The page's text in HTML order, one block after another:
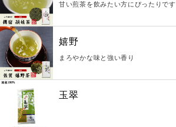
甘い煎茶を飲みたい方にぴったりです
嬉野
まろやかな味と強い香り
玉翠